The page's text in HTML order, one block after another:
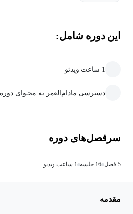
این دوره شامل:
1 ساعت ویدئو
دسترسی مادام‌العمر به محتوای دوره
سرفصل‌های دوره
5 فصل 16 جلسه 1 ساعت ویدیو
مقدمه